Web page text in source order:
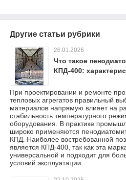
Другие статьи рубрики
26.01.2026
Что такое
КПД-400:
При проектировании и ремонте
тепловых агрегатов правильный
материалов напрямую влияет на
стабильность температурного
оборудования. В практике
широко применяются
КПД. Наиболее востребованной
является КПД-400, так как эта
универсальной и подходит для
условий эксплуатации.